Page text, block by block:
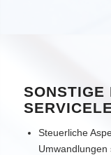
SONSTIGE
Steuerliche
Umwandlungen